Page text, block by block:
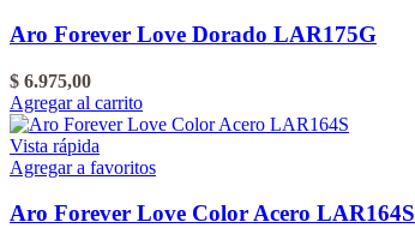
Aro Forever Love Dorado LAR175G
$ 6.975,00
Agregar al carrito
Vista rápida
Agregar a favoritos
Aro Forever Love Color Acero LAR164S